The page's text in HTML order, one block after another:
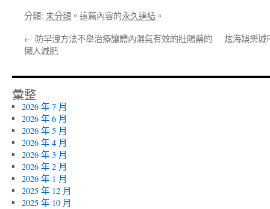
分類: 未分類 。這篇內容的永久連結 。
← 防早洩方法不舉治療讓體內濕氣有效的壯陽藥的
懶人減肥
炫海娛樂城
彙整
2026 年 7 月
2026 年 6 月
2026 年 5 月
2026 年 4 月
2026 年 3 月
2026 年 2 月
2026 年 1 月
2025 年 12 月
2025 年 10 月